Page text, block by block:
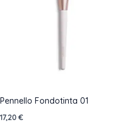
Pennello Fondotinta 01
17,20€